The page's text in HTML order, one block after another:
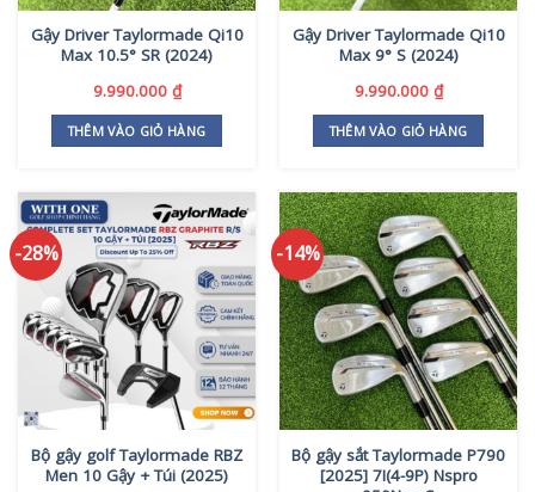
thể
được
chọn
trên
trang
sản
thể
được
chọn
trên
trang
sản
Gậy Driver Taylormade Qi10
Max 10.5° SR (2024)
9.990.000 ₫
THÊM VÀO GIỎ HÀNG
Gậy Driver Taylormade Qi10
Max 9° S (2024)
9.990.000 ₫
THÊM VÀO GIỎ HÀNG
-28%
Bộ gậy golf Taylormade RBZ
Men 10 Gậy + Túi (2025)
-14%
Bộ gậy sắt Taylormade P790
[2025] 7I(4-9P) Nspro